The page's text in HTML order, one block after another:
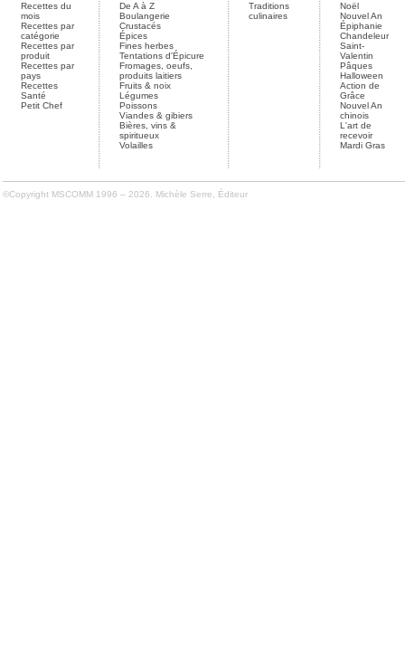
Recettes du
mois
Recettes par
catégorie
Recettes par
produit
Recettes par
pays
Recettes
Santé
Petit Chef
De A à Z
Boulangerie
Crustacés
Épices
Fines herbes
Tentations d'Épicure
Fromages, oeufs,
produits laitiers
Fruits & noix
Légumes
Poissons
Viandes & gibiers
Bières, vins &
spiritueux
Volailles
Traditions
culinaires
Noël
Nouvel An
Épiphanie
Chandeleur
Saint-
Valentin
Pâques
Halloween
Action de
Grâce
Nouvel An
chinois
L'art de
recevoir
Mardi Gras
©Copyright MSCOMM 1996 – 2026. Michèle Serre, Éditeur